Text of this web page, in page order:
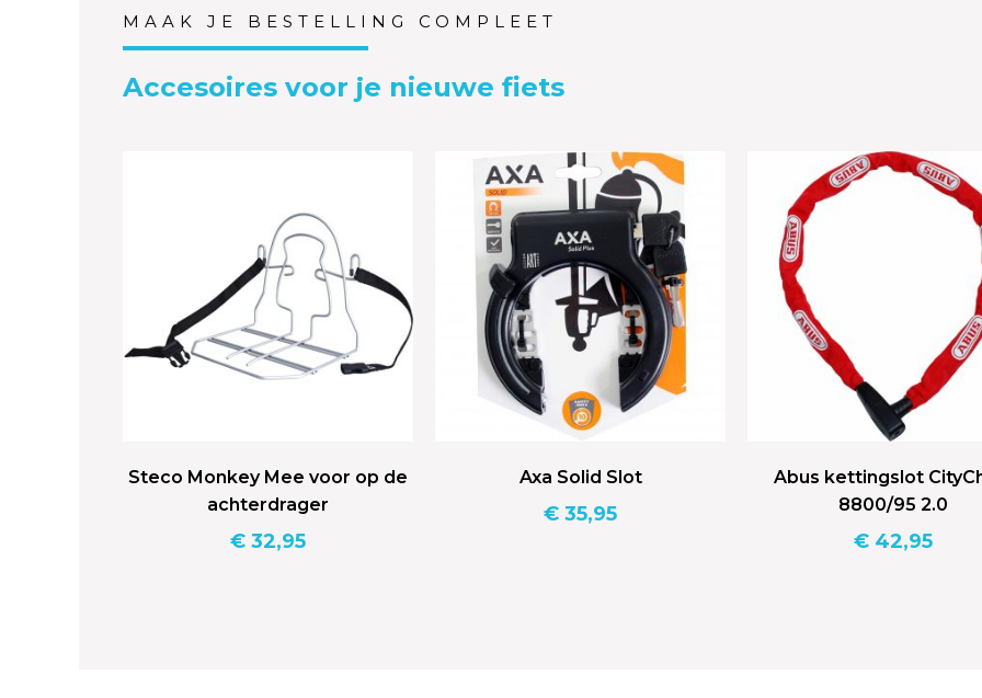
MAAK JE BESTELLING COMPLEET
Accesoires voor je nieuwe fiets
Steco Monkey Mee voor op de
achterdrager
€ 32,95
Axa Solid Slot
€ 35,95
Abus kettingslot
8800/95 2.0
€42,95